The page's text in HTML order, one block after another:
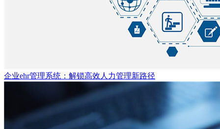
企业ehr管理系统：解锁高效人力管理新路径